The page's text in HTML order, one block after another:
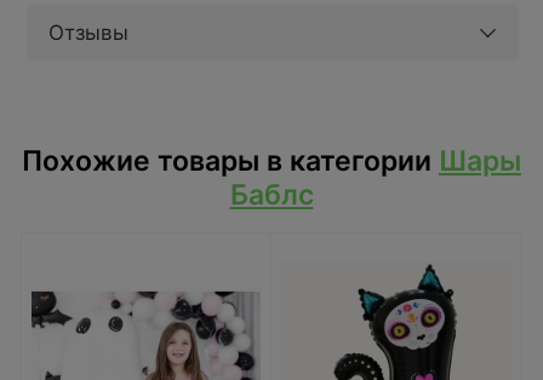
Отзывы
Похожие товары в категории Шары
Баблс